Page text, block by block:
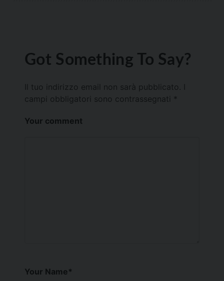
Got Something To Say?
Il tuo indirizzo email non sarà pubblicato.
campi obbligatori sono contrassegnati *
Your comment
Your Name*